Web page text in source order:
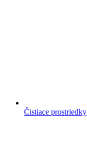
Čistiace prostriedky